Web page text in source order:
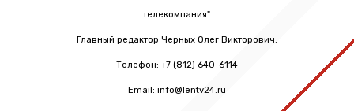
телекомпания".
Главный редактор Черных Олег Викторович.
Телефон: +7 (812) 640-6114
Email: info@lentv24.ru